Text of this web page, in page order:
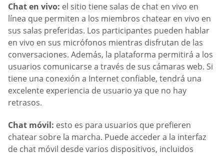
Chat en vivo: el sitio tiene salas de chat en vivo en
línea que permiten a los miembros chatear en vivo en
sus salas preferidas. Los participantes pueden hablar
en vivo en sus micrófonos mientras disfrutan de las
conversaciones. Además, la plataforma permitirá a los
usuarios comunicarse a través de sus cámaras web. Si
tiene una conexión a Internet confiable, tendrá una
excelente experiencia de usuario ya que no hay
retrasos.
Chat móvil: esto es para usuarios que prefieren
chatear sobre la marcha. Puede acceder a la interfaz
de chat móvil desde varios dispositivos, incluidos